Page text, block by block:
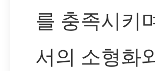
를 충족시키
서의 소형화